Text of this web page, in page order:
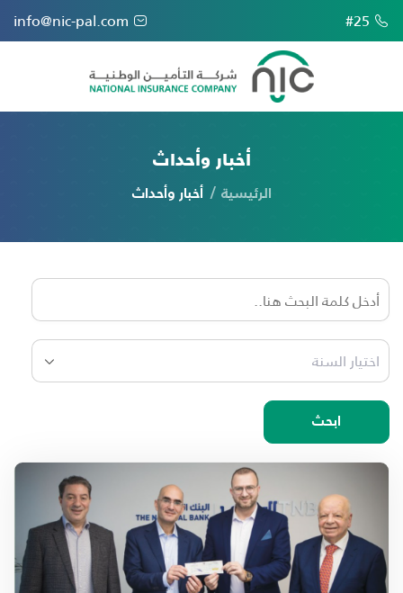
#25
info@nic-pal.com
أخبار وأحداث
الرئيسية أخبار وأحداث
اختيار السنة
اختيار السنة
2025
2024
ابحث